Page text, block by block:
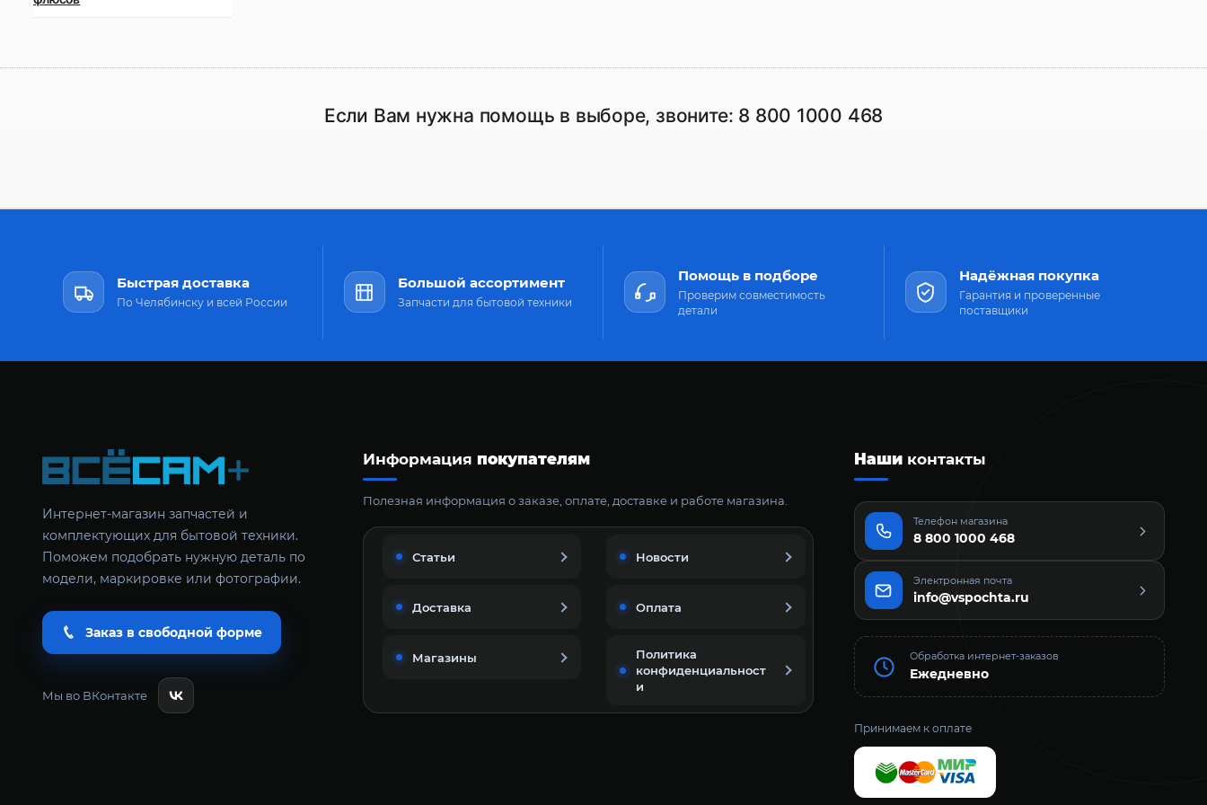
Если Вам нужна помощь в выборе, звоните: 8 800 1000 468
Быстрая доставка
По Челябинску и всей России
Большой ассортимент
Запчасти для бытовой техники
Помощь в подборе
Проверим совместимость
детали
Надёжная покупка
Гарантия и проверенные
поставщики
Интернет-магазин запчастей и
комплектующих для бытовой техники.
Поможем подобрать нужную деталь по
модели, маркировке или фотографии.
Заказ в свободной форме
Мы во ВКонтакте
Информация покупателям
Полезная информация о заказе, оплате, доставке и работе магазина.
Статьи Новости
Доставка Оплата
Магазины
Политика
конфиденциальност
и
Нашиконтакты
Телефон магазина
8 800 1000 468
Электронная почта
info@vspochta.ru
Обработка интернет-заказов
Ежедневно
Принимаем к оплате